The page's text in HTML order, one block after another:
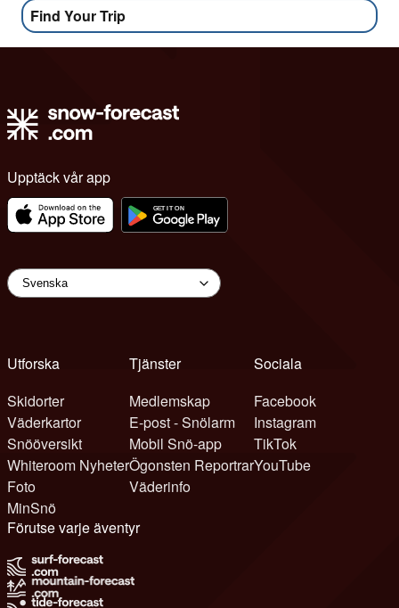
Find Your Trip
Upptäck vår app
Utforska
Skidorter
Väderkartor
Snööversikt
Whiteroom Nyheter
Foto
MinSnö
Tjänster
Medlemskap
E-post - Snölarm
Mobil Snö-app
Ögonsten Reportrar
Väderinfo
Sociala
Facebook
Instagram
TikTok
YouTube
Förutse varje äventyr